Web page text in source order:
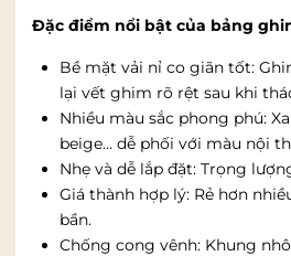
Đặc điểm nổi bật của bảng
Bề mặt vải nỉ co giãn tốt:
lại vết ghim rõ rệt sau khi
Nhiều màu sắc phong phú:
beige… dễ phối với màu nội
Nhẹ và dễ lắp đặt: Trọng
Giá thành hợp lý: Rẻ hơn
bần.
Chống cong vênh: Khung